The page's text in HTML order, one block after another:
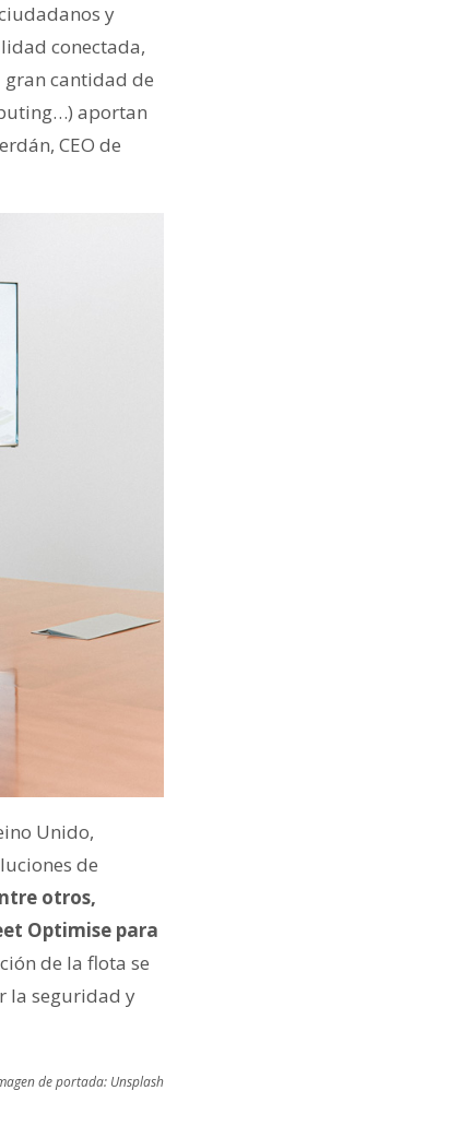
y
conectada,
cantidad de
aportan
CEO de
Unido,
de
otros,
Optimise para
de la flota se
la seguridad y
de portada: Unsplash